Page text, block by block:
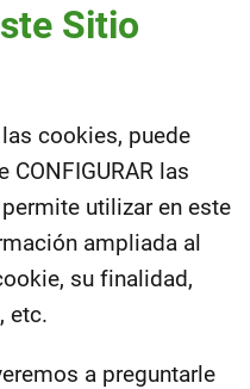
Sitio
cookies, puede
CONFIGURAR las
utilizar en este
ampliada al
su finalidad,
etc.
a preguntarle